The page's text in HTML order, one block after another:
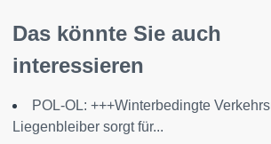
Das könnte Sie auch
interessieren
POL-OL: +++Winterbedingte
Liegenbleiber sorgt für...